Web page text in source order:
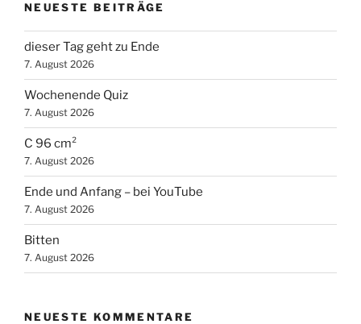
NEUESTE BEITRÄGE
dieser Tag geht zu Ende
7. August 2026
Wochenende Quiz
7. August 2026
C 96 cm²
7. August 2026
Ende und Anfang – bei YouTube
7. August 2026
Bitten
7. August 2026
NEUESTE KOMMENTARE